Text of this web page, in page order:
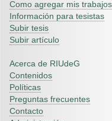
Como agregar mis trabajos
Información para tesistas
Subir tesis
Subir artículo
Acerca de RIUdeG
Contenidos
Políticas
Preguntas frecuentes
Contacto